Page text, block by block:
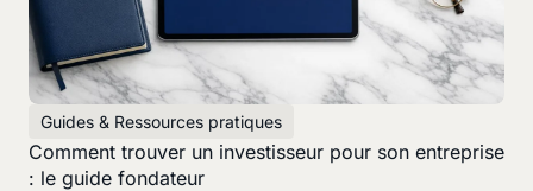
Guides & Ressources pratiques
Comment trouver un investisseur pour son entreprise
: le guide fondateur